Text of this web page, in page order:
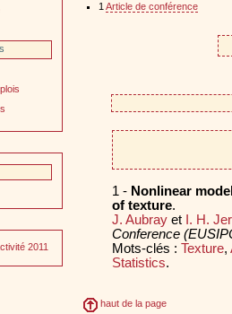
2011
1 Article de conférence
1 - Nonlinear
of texture.
J. Aubrayet I. H.
Conference
Mots-clés : Texture,
Statistics.
haut de la page